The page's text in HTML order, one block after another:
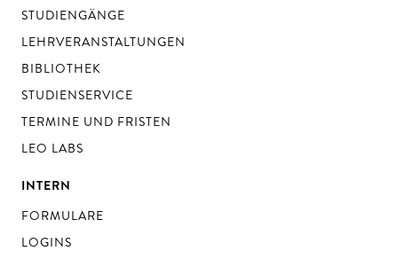
STUDIENGÄNGE
LEHRVERANSTALTUNGEN
BIBLIOTHEK
STUDIENSERVICE
TERMINE UND FRISTEN
LEO LABS
INTERN
FORMULARE
LOGINS